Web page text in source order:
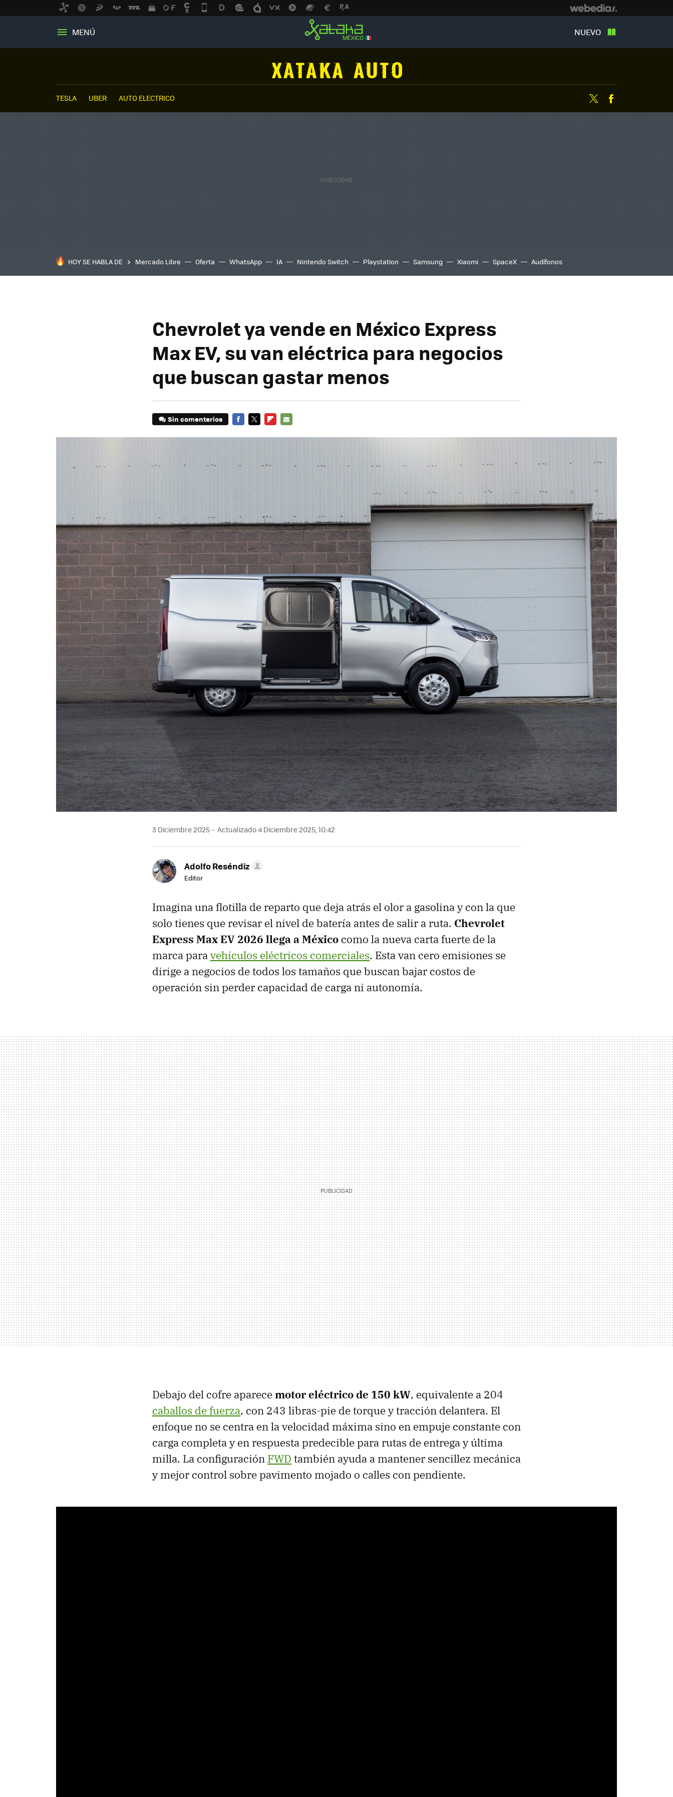
MENÚ NUEVO
TESLA UBER AUTO ELECTRICO Twitter
HOY SE HABLA DE Mercado Libre Oferta WhatsApp IA Nintendo Switch Playstation Samsung Xiaomi SpaceX Audífonos
Chevrolet ya vende en México Express
Max EV, su van eléctrica para negocios
que buscan gastar menos
Sin comentarios
3 Diciembre 2025 Actualizado 4 Diciembre 2025, 10:42
Adolfo Reséndiz
Editor
Imagina una flotilla de reparto que deja atrás el olor a gasolina y con la que
solo tienes que revisar el nivel de batería antes de salir a ruta. Chevrolet
Express Max EV 2026 llega a México como la nueva carta fuerte de la
marca paravehículos eléctricos comerciales. Esta van cero emisiones se
dirige a negocios de todos los tamaños que buscan bajar costos de
operación sin perder capacidad de carga ni autonomía.
Debajo del cofre aparecemotor eléctrico de 150 kW, equivalente a 204
caballos de fuerza, con 243 libras-pie de torque y tracción delantera. El
enfoque no se centra en la velocidad máxima sino en empuje constante con
carga completa y en respuesta predecible para rutas de entrega y última
milla. La configuración FWD también ayuda a mantener sencillez mecánica
y mejor control sobre pavimento mojado o calles con pendiente.